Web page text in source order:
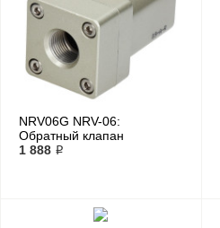
NRV06G NRV-06:
Обратный клапан
1 888 ₽